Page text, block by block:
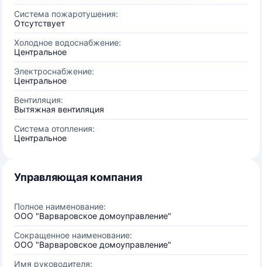
Система пожаротушения:
Отсутствует
Холодное водоснабжение:
Центральное
Электроснабжение:
Центральное
Вентиляция:
Вытяжная вентиляция
Система отопления:
Центральное
Управляющая компания
Полное наименование:
ООО "Варваровское домоуправление"
Сокращенное наименование:
ООО "Варваровское домоуправление"
Имя руководителя: